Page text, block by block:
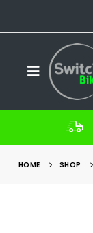
HOME SHOP